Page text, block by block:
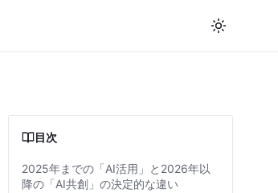
目次
2025年までの「AI活用」と2026年以
降の「AI共創」の決定的な違い